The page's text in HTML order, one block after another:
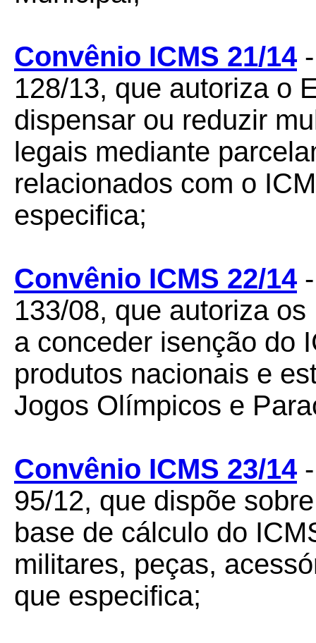
Convênio ICMS 21/14
128/13, que autoriza o
dispensar ou reduzir
legais mediante
relacionados com o
especifica;
Convênio ICMS 22/14
133/08, que autoriza
a conceder isenção do
produtos nacionais e
Jogos Olímpicos e
Convênio ICMS 23/14
95/12, que dispõe
base de cálculo do
militares, peças,
que especifica;